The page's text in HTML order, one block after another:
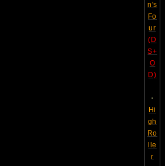
n's
Fo
ur
(D
S+
O
D)
・
Hi
gh
Ro
lle
r